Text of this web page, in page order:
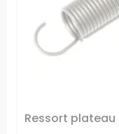
Ressort